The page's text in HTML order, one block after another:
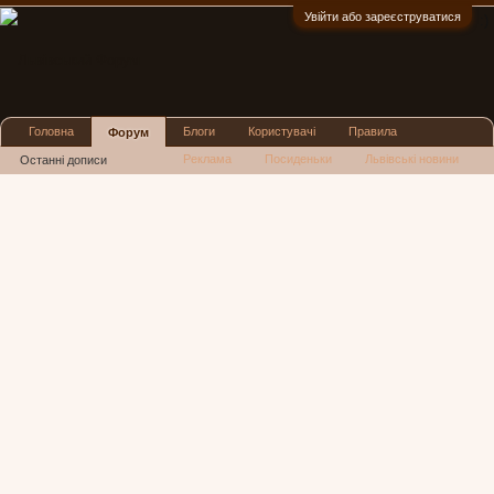
Увійти або зареєструватися
Головна Форум
Останні дописи
Блоги Користувачі Правила
Реклама Посиденьки Львівські новини